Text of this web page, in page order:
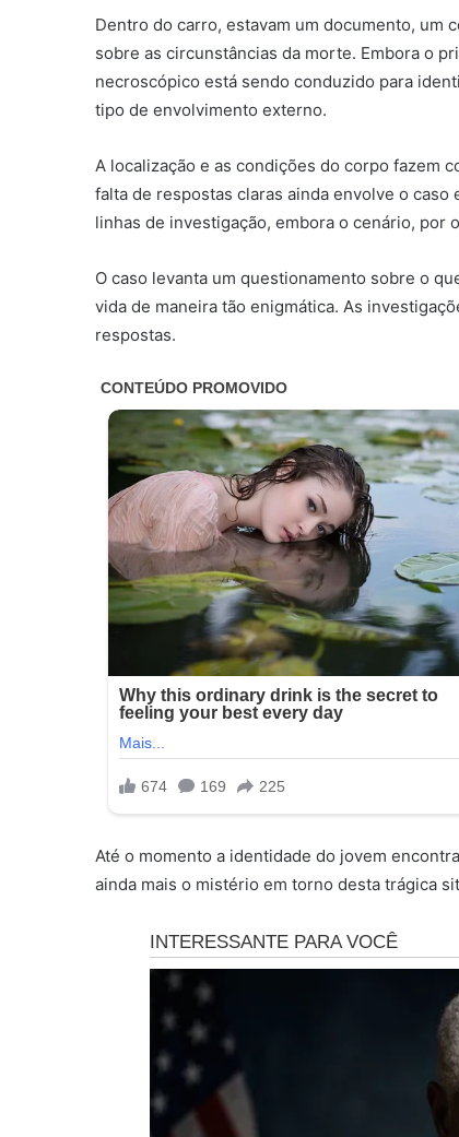
Dentro do carro, estavam um documento, um
sobre as circunstâncias da morte. Embora o
necroscópico está sendo conduzido para
tipo de envolvimento externo.
A localização e as condições do corpo fazem
falta de respostas claras ainda envolve o
linhas de investigação, embora o cenário, por
O caso levanta um questionamento sobre o
vida de maneira tão enigmática. As
respostas.
Até o momento a identidade do jovem
ainda mais o mistério em torno desta trágica